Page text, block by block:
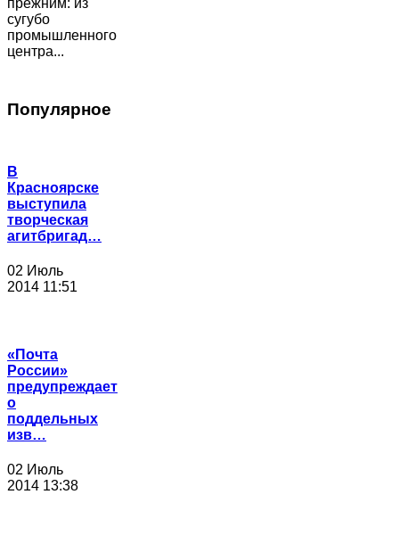
прежним: из
сугубо
промышленного
центра...
Популярное
В
Красноярске
выступила
творческая
агитбригад…
02 Июль
2014 11:51
«Почта
России»
предупреждает
о
поддельных
изв…
02 Июль
2014 13:38